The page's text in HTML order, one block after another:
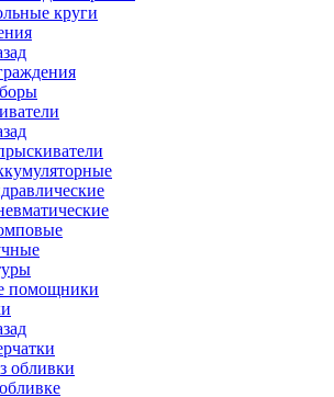
круги
помощники
обливки